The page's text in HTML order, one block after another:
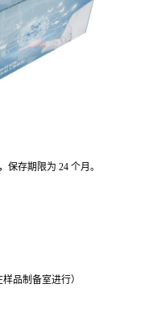
存期限为 24 个月。
品制备室进行）